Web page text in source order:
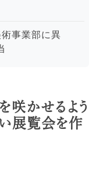
事業部に異
咲かせるよう
展覧会を作